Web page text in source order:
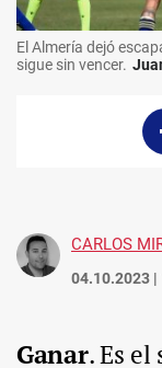
El Almería dejó
sigue sin vencer.
CARLOS
04.10.2023 |
Ganar. Es